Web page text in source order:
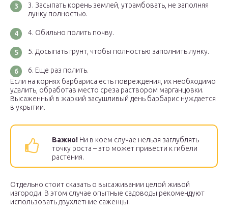
Засыпать корень землей, утрамбовать, не заполняя
лунку полностью.
Обильно полить почву.
Досыпать грунт, чтобы полностью заполнить лунку.
Еще раз полить.
Если на корнях барбариса есть повреждения, их необходимо
удалить, обработав место среза раствором марганцовки.
Высаженный в жаркий засушливый день барбарис нуждается
в укрытии.
Важно! Ни в коем случае нельзя заглублять
точку роста – это может привести к гибели
растения.
Отдельно стоит сказать о высаживании целой живой
изгороди. В этом случае опытные садоводы рекомендуют
использовать двухлетние саженцы.